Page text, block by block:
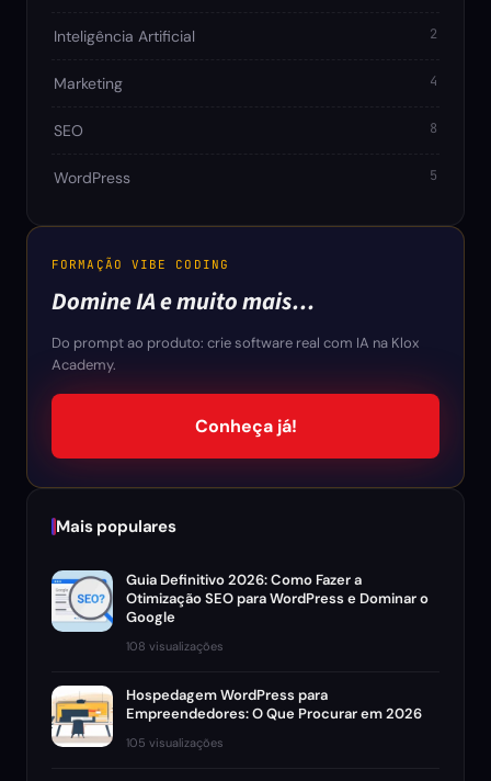
Inteligência Artificial 2
Marketing 4
SEO 8
WordPress 5
FORMAÇÃO VIBE CODING
Domine IA e muito mais…
Do prompt ao produto: crie software real com IA na Klox
Academy.
Conheça já!
Mais populares
Guia Definitivo 2026: Como Fazer a
Otimização SEO para WordPress e Dominar o
Google
108 visualizações
Hospedagem WordPress para
Empreendedores: O Que Procurar em 2026
105 visualizações